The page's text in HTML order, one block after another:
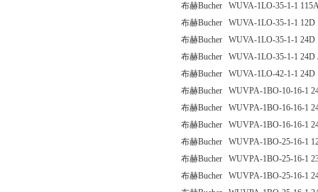
布赫Bucher WUVA-1LO-35-1-1
布赫Bucher WUVA-1LO-35-1-1 12D
布赫Bucher WUVA-1LO-35-1-1 24D
布赫Bucher WUVA-1LO-35-1-1 24D
布赫Bucher WUVA-1LO-42-1-1 24D
布赫Bucher WUVPA-1BO-10-16-1
布赫Bucher WUVPA-1BO-16-16-1
布赫Bucher WUVPA-1BO-16-16-1
布赫Bucher WUVPA-1BO-25-16-1
布赫Bucher WUVPA-1BO-25-16-1
布赫Bucher WUVPA-1BO-25-16-1